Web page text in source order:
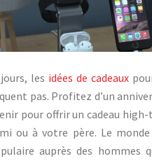
les idées de cadeaux
pas. Profitez d’un
pour offrir un cadeau
ou à votre père. Le
auprès des hommes